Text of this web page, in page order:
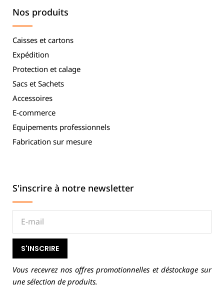
Nos produits
Caisses et cartons
Expédition
Protection et calage
Sacs et Sachets
Accessoires
E-commerce
Equipements professionnels
Fabrication sur mesure
S'inscrire à notre newsletter
S'INSCRIRE
Vous recevrez nos offres promotionnelles et déstockage sur
une sélection de produits.